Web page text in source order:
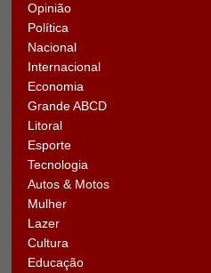
Opinião
Política
Nacional
Internacional
Economia
Grande ABCD
Litoral
Esporte
Tecnologia
Autos & Motos
Mulher
Lazer
Cultura
Educação